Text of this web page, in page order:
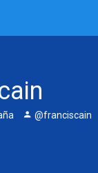
@franciscain